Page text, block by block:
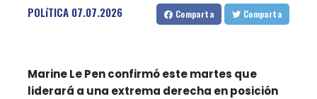
POLíTICA 07.07.2026 Comparta Comparta
Marine Le Pen confirmó este martes que
liderará a una extrema derecha en posición